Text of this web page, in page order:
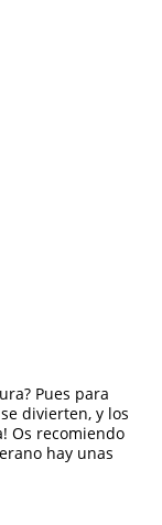
Pues para
divierten, y los
Os recomiendo
hay unas